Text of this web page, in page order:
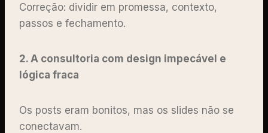
Correção: dividir em promessa, contexto,
passos e fechamento.
2. A consultoria com design impecável e
lógica fraca
Os posts eram bonitos, mas os slides não se
conectavam.